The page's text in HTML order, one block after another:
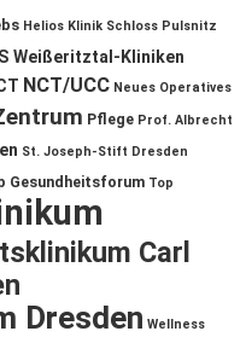
Helios Klinik Schloss Pulsnitz
Weißeritztal-Kliniken
NCT/UCC Neues Operatives
Pflege Prof. Albrecht
St. Joseph-Stift Dresden
Gesundheitsforum Top
Carl
Dresden Wellness